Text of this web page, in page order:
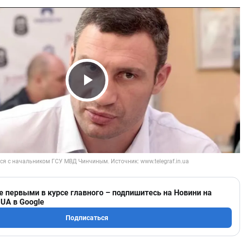
Play Video
первыми в курсе главного – подпишитесь на Новини на
в Google
Подписаться